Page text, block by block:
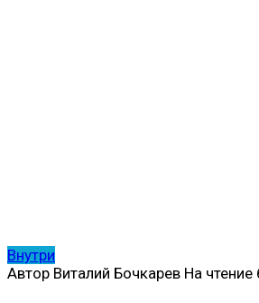
Внутри
Автор Виталий Бочкарев На чтение